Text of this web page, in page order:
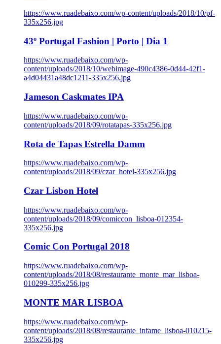
https://www.ruadebaixo.com/wp-content/uploads/2018/10/pf-
335x256.jpg
43º Portugal Fashion | Porto | Dia 1
https://www.ruadebaixo.com/wp-
content/uploads/2018/10/webimage-490c4386-0d44-42f1-
a4d04431a48dc1211-335x256.jpg
Jameson Caskmates IPA
https://www.ruadebaixo.com/wp-
content/uploads/2018/09/rotatapas-335x256.jpg
Rota de Tapas Estrella Damm
https://www.ruadebaixo.com/wp-
content/uploads/2018/09/czar_hotel-335x256.jpg
Czar Lisbon Hotel
https://www.ruadebaixo.com/wp-
content/uploads/2018/09/comiccon_lisboa-012354-
335x256.jpg
Comic Con Portugal 2018
https://www.ruadebaixo.com/wp-
content/uploads/2018/08/restaurante_monte_mar_lisboa-
010299-335x256.jpg
MONTE MAR LISBOA
https://www.ruadebaixo.com/wp-
content/uploads/2018/08/restaurante_infame_lisboa-010215-
335x256.jpg